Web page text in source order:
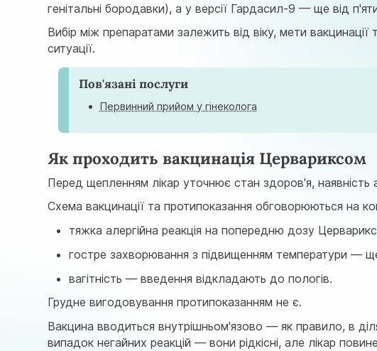
генітальні бородавки), а у версії Гардасил-9 — ще від
Вибір між препаратами залежить від віку, мети
ситуації.
Пов'язані послуги
Первинний прийом у гінеколога
Як проходить вакцинація Цервариксом
Перед щепленням лікар уточнює стан здоров'я, наявність
Схема вакцинації та протипоказання обговорюються на
тяжка алергійна реакція на попередню дозу
гостре захворювання з підвищенням температури —
вагітність — введення відкладають до пологів.
Грудне вигодовування протипоказанням не є.
Вакцина вводиться внутрішньом'язово — як правило, в
випадок негайних реакцій — вони рідкісні, але лікар